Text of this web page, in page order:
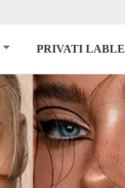
PRIVATI LABLE